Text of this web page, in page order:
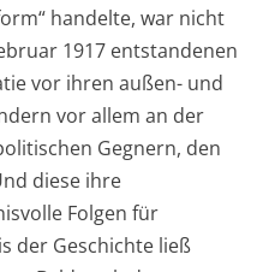
handelte, war nicht
1917 entstandenen
vor ihren außen- und
vor allem an der
Gegnern, den
nd diese ihre
Folgen für
der Geschichte ließ